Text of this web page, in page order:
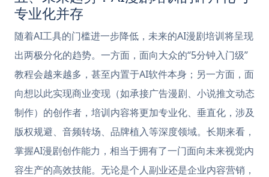
专业化并存
随着AI工具的门槛进一步降低，未来的AI漫剧培训将呈现
出两极分化的趋势。一方面，面向大众的“5分钟入门级”
教程会越来越多，甚至内置于AI软件本身；另一方面，面
向想以此实现商业变现（如承接广告漫剧、小说推文动态
制作）的创作者，培训内容将更加专业化、垂直化，涉及
版权规避、音频转场、品牌植入等深度领域。长期来看，
掌握AI漫剧创作能力，相当于拥有了一门面向未来视觉内
容生产的高效技能。无论是个人副业还是企业内容营销，